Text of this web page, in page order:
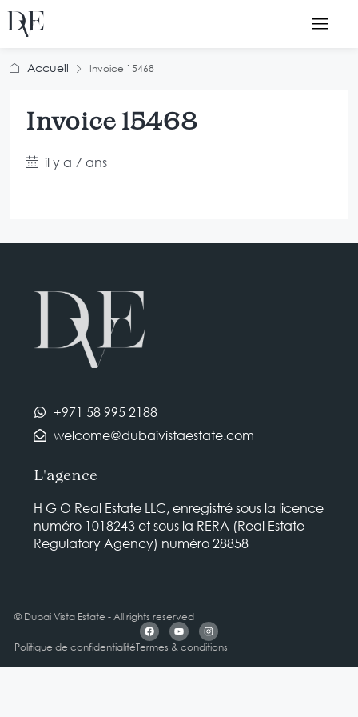
Accueil Invoice 15468
Invoice 15468
il y a 7 ans
+971 58 995 2188
welcome@dubaivistaestate.com
L'agence
H G O Real Estate LLC, enregistré sous la licence
numéro 1018243 et sous la RERA (Real Estate
Regulatory Agency) numéro 28858
© Dubai Vista Estate - All rights reserved
Politique de confidentialitéTermes & conditions